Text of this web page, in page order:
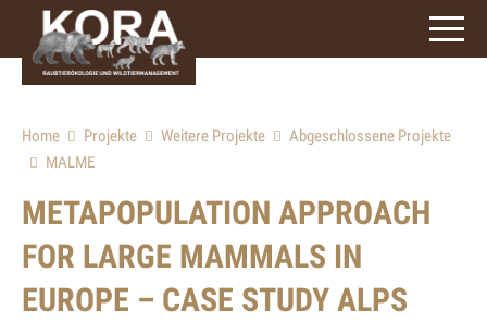
Home Projekte Weitere Projekte
Abgeschlossene Projekte
MALME
METAPOPULATION APPROACH
FOR LARGE MAMMALS IN
EUROPE – CASE STUDY ALPS